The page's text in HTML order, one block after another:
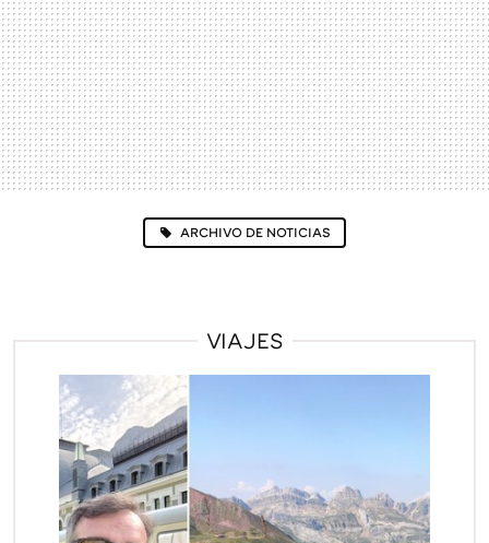
ARCHIVO DE NOTICIAS
VIAJES